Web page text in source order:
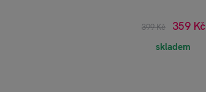
399 Kč 359 Kč
skladem